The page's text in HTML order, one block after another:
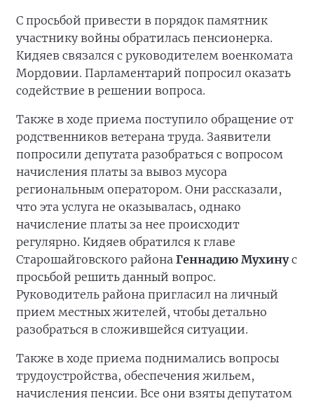
С просьбой привести в порядок памятник
участнику войны обратилась пенсионерка.
Кидяев связался с руководителем военкомата
Мордовии. Парламентарий попросил оказать
содействие в решении вопроса.
Также в ходе приема поступило обращение от
родственников ветерана труда. Заявители
попросили депутата разобраться с вопросом
начисления платы за вывоз мусора
региональным оператором. Они рассказали,
что эта услуга не оказывалась, однако
начисление платы за нее происходит
регулярно. Кидяев обратился к главе
Старошайговского района Геннадию Мухинус
просьбой решить данный вопрос.
Руководитель района пригласил на личный
прием местных жителей, чтобы детально
разобраться в сложившейся ситуации.
Также в ходе приема поднимались вопросы
трудоустройства, обеспечения жильем,
начисления пенсии. Все они взяты депутатом